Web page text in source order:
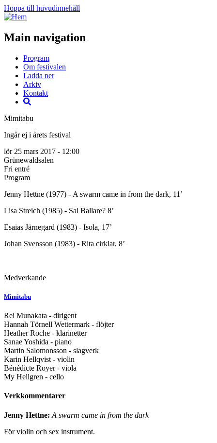
Hoppa till huvudinnehåll
Main navigation
Program
Om festivalen
Ladda ner
Arkiv
Kontakt
Mimitabu
Ingår ej i årets festival
lör 25 mars 2017 - 12:00
Grünewaldsalen
Fri entré
Program
Jenny Hettne (1977) - A swarm came in from the dark, 11’
Lisa Streich (1985) - Sai Ballare? 8’
Esaias Järnegard (1983) - Isola, 17’
Johan Svensson (1983) - Rita cirklar, 8’
Medverkande
Mimitabu
Rei Munakata - dirigent
Hannah Törnell Wettermark - flöjter
Heather Roche - klarinetter
Sanae Yoshida - piano
Martin Salomonsson - slagverk
Karin Hellqvist - violin
Bénédicte Royer - viola
My Hellgren - cello
Verkkommentarer
Jenny Hettne: A swarm came in from the dark
För violin och sex instrument.